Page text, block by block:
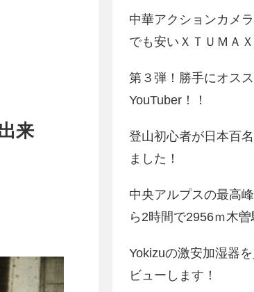
来
中華アクションカメ
でも安いＸＴＵＭＡ
第３弾！勝手にオス
YouTuber！！
登山初心者が日本百
ました！
中央アルプスの最高
ら2時間で2956ｍ木曽
Yokizuの激安加湿器
ビューします！